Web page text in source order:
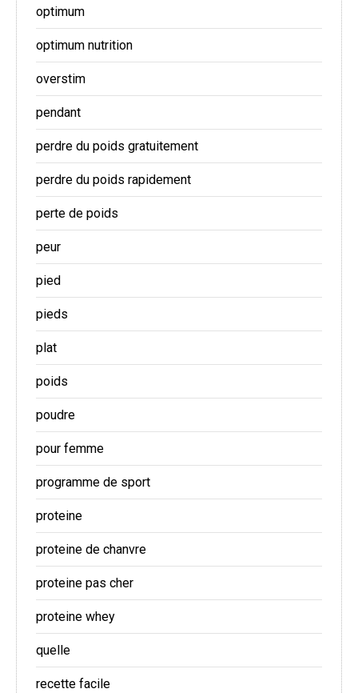
optimum
optimum nutrition
overstim
pendant
perdre du poids gratuitement
perdre du poids rapidement
perte de poids
peur
pied
pieds
plat
poids
poudre
pour femme
programme de sport
proteine
proteine de chanvre
proteine pas cher
proteine whey
quelle
recette facile